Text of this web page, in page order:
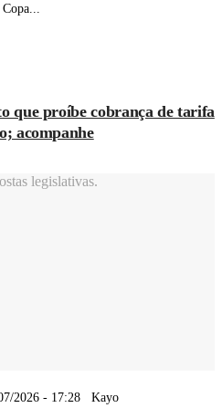
que proíbe cobrança de tarifa
acompanhe
2026 - 17:28 Kayo